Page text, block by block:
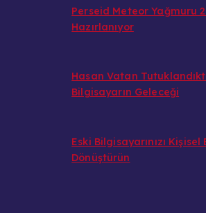
Perseid Meteor Yağmuru
Hazırlanıyor
Hasan Vatan
Bilgisayarın Geleceği
Eski Bilgisayarınızı
Dönüştürün